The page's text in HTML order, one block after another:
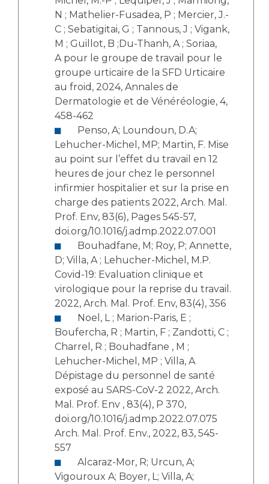
N ; Mathelier-Fusadea, P ; Mercier, J.-
C ; Sebatigitai, G ; Tannous, J ; Vigank,
M ; Guillot, B ;Du-Thanh, A ; Soriaa,
A pour le groupe de travail pour le
groupe urticaire de la SFD Urticaire
au froid, 2024, Annales de
Dermatologie et de Vénéréologie, 4,
458-462
Lehucher-Michel, MP; Martin, F. Mise
au point sur l’effet du travail en 12
heures de jour chez le personnel
infirmier hospitalier et sur la prise en
charge des patients 2022, Arch. Mal.
Prof. Env, 83(6), Pages 545-57,
doi.org/10.1016/j.admp.2022.07.001
D; Villa, A ; Lehucher-Michel, M.P.
Covid-19: Evaluation clinique et
virologique pour la reprise du travail.
2022, Arch. Mal. Prof. Env, 83(4), 356
Boufercha, R ; Martin, F ; Zandotti, C ;
Charrel, R ; Bouhadfane , M ;
Lehucher-Michel, MP ; Villa, A
Dépistage du personnel de santé
exposé au SARS-CoV-2 2022, Arch.
Mal. Prof. Env , 83(4), P 370,
doi.org/10.1016/j.admp.2022.07.075
Arch. Mal. Prof. Env., 2022, 83, 545-
557
Vigouroux A; Boyer, L; Villa, A;